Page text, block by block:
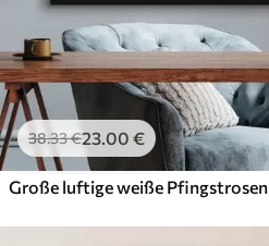
38.33€23.00 €
Große luftige weiße Pfingstrosen